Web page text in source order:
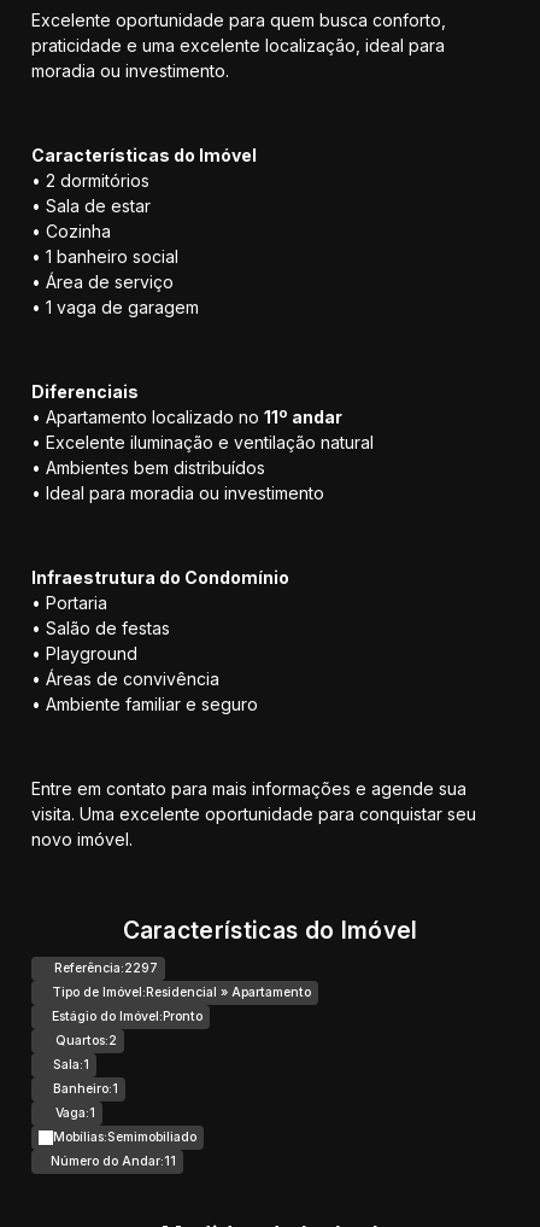
Excelente oportunidade para quem busca conforto,
praticidade e uma excelente localização, ideal para
moradia ou investimento.
Características do Imóvel
• 2 dormitórios
• Sala de estar
• Cozinha
• 1 banheiro social
• Área de serviço
• 1 vaga de garagem
Diferenciais
• Apartamento localizado no 11º andar
• Excelente iluminação e ventilação natural
• Ambientes bem distribuídos
• Ideal para moradia ou investimento
Infraestrutura do Condomínio
• Portaria
• Salão de festas
• Playground
• Áreas de convivência
• Ambiente familiar e seguro
Entre em contato para mais informações e agende sua
visita. Uma excelente oportunidade para conquistar seu
novo imóvel.
Características do Imóvel
Referência:2297
Tipo de Imóvel:Residencial » Apartamento
Estágio do Imóvel:Pronto
Quartos:2
Sala:1
Banheiro:1
Vaga:1
Mobílias:Semimobiliado
Número do Andar:11